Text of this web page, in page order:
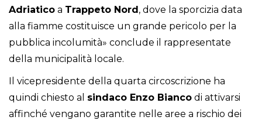
Adriatico a Trappeto Nord, dove la sporcizia data
alla fiamme costituisce un grande pericolo per la
pubblica incolumità» conclude il rappresentate
della municipalità locale.
Il vicepresidente della quarta circoscrizione ha
quindi chiesto al sindaco Enzo Bianco di attivarsi
affinché vengano garantite nelle aree a rischio dei